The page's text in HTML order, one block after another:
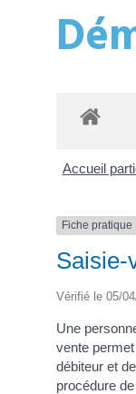
Accueil
Fiche pratique
Saisie-
Vérifié le 05/
Une
vente
débiteur et
procédure